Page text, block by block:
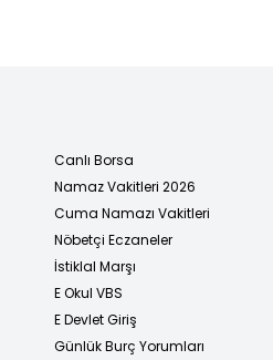
Canlı Borsa
Namaz Vakitleri 2026
Cuma Namazı Vakitleri
Nöbetçi Eczaneler
İstiklal Marşı
E Okul VBS
E Devlet Giriş
Günlük Burç Yorumları